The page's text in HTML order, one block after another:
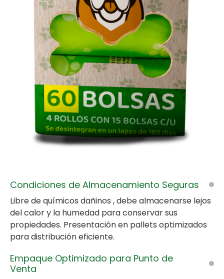
Condiciones de Almacenamiento Seguras
Libre de químicos dañinos , debe almacenarse lejos
del calor y la humedad para conservar sus
propiedades. Presentación en pallets optimizados
para distribución eficiente.
Empaque Optimizado para Punto de
Venta